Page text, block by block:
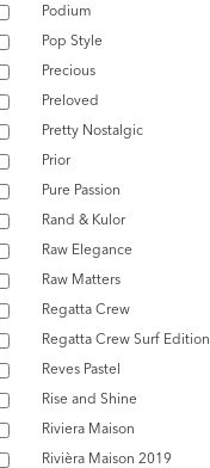
Podium
Pop Style
Precious
Preloved
Pretty Nostalgic
Prior
Pure Passion
Rand & Kulor
Raw Elegance
Raw Matters
Regatta Crew
Regatta Crew Surf Edition
Reves Pastel
Rise and Shine
Riviera Maison
Rivièra Maison 2019